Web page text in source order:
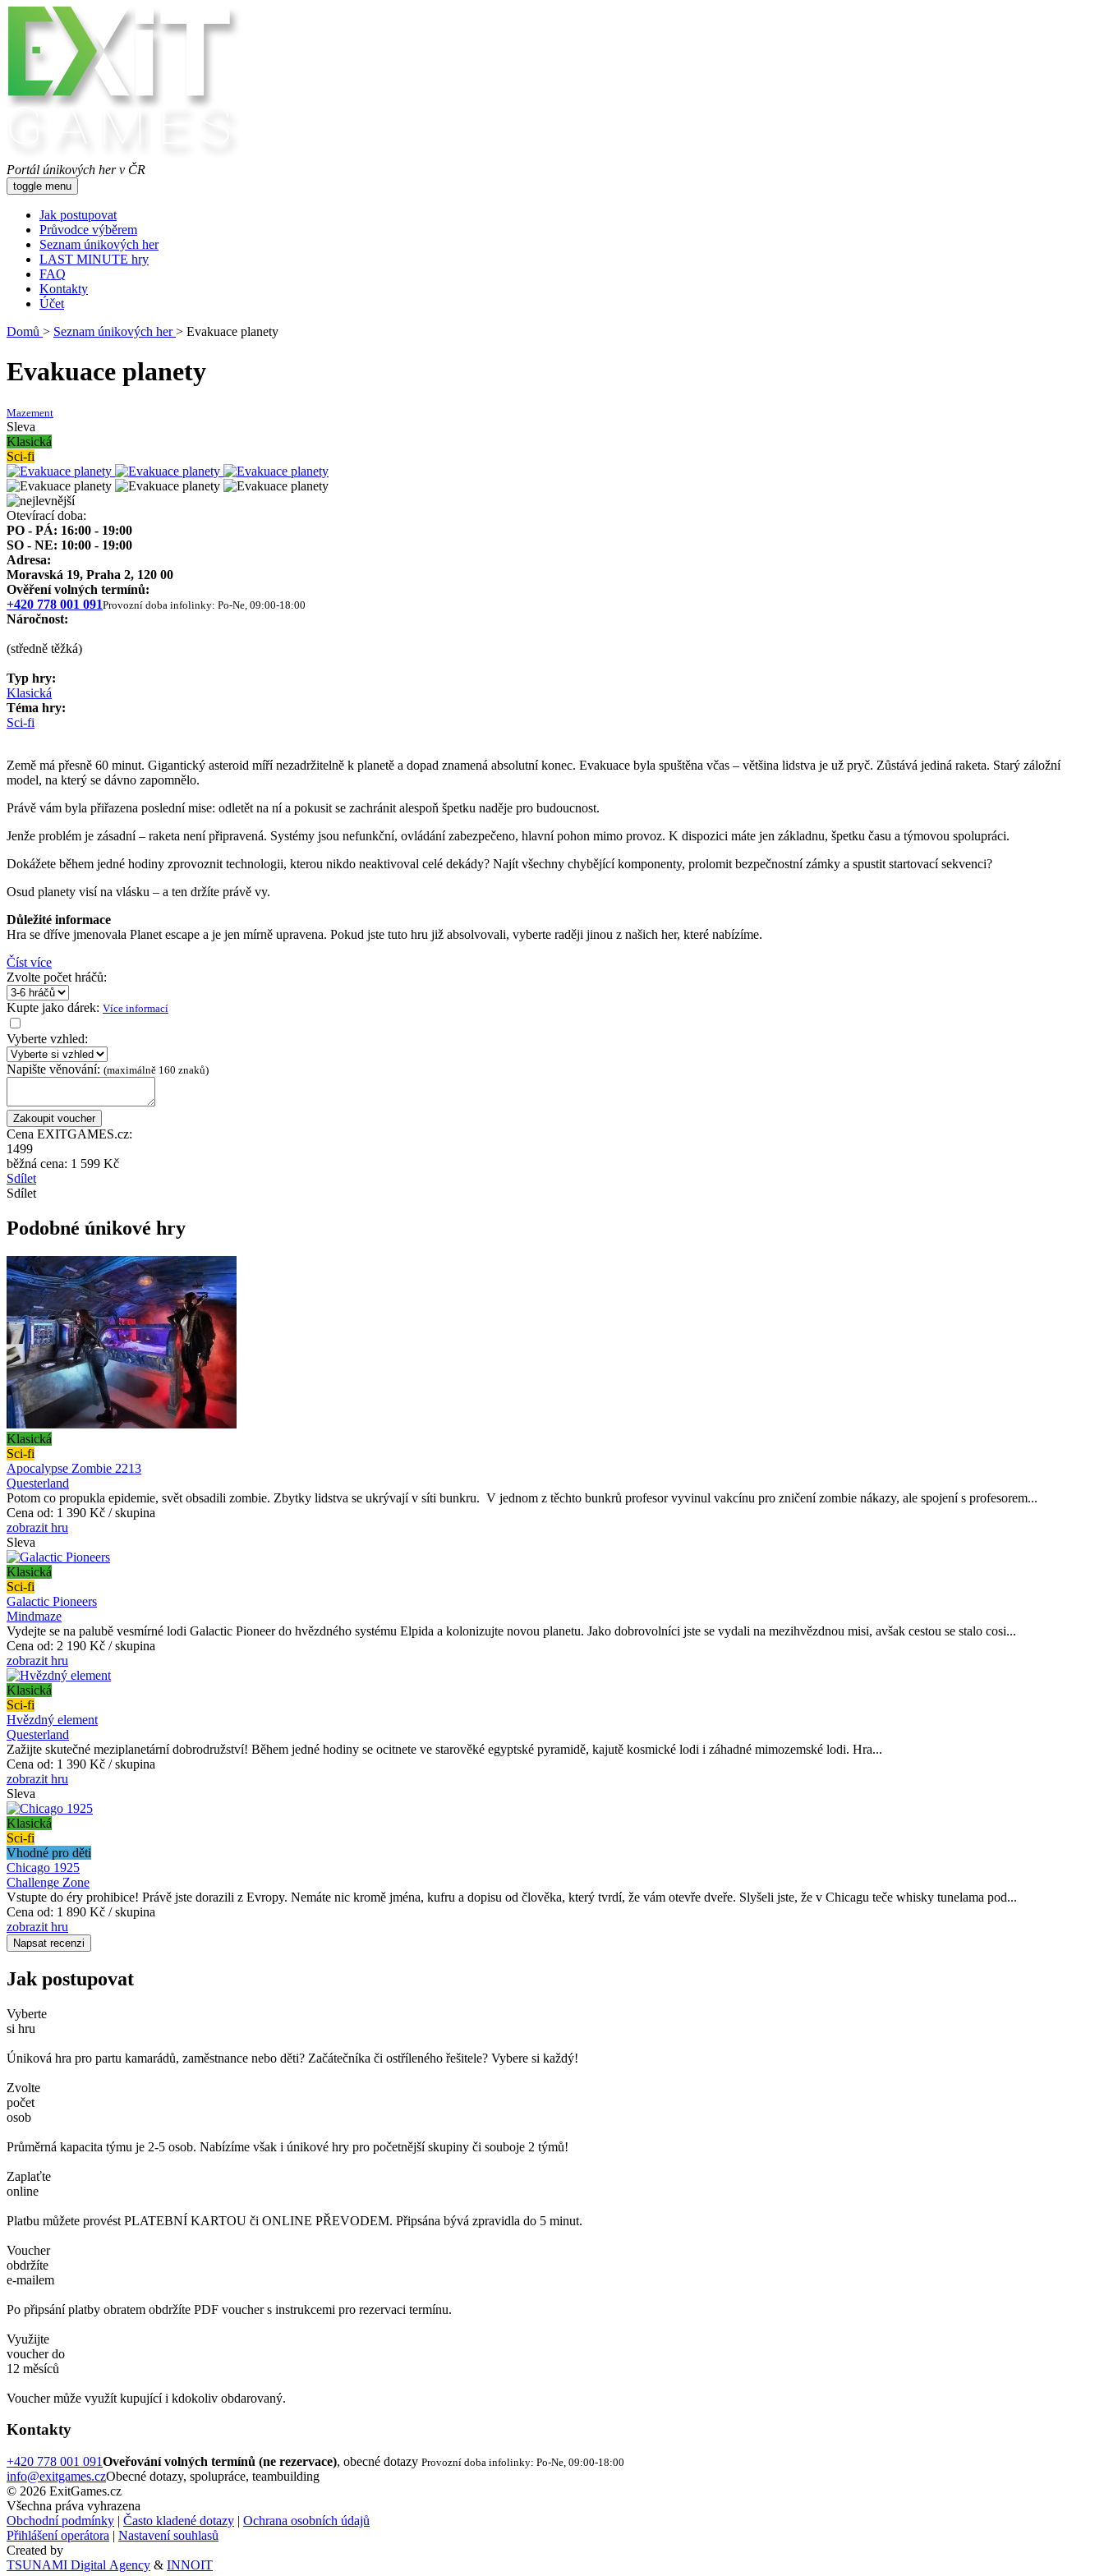
Portál únikových her v ČR
toggle menu
Jak postupovat
Průvodce výběrem
Seznam únikových her
LAST MINUTE hry
FAQ
Kontakty
Účet
Domů > Seznam únikových her > Evakuace planety
Evakuace planety
Mazement
Sleva
Klasická
Sci-fi
Otevírací doba:
PO - PÁ: 16:00 - 19:00
SO - NE: 10:00 - 19:00
Adresa:
Moravská 19, Praha 2, 120 00
Ověření volných termínů:
+420 778 001 091Provozní doba infolinky: Po-Ne, 09:00-18:00
Náročnost:
(středně těžká)
Typ hry:
Klasická
Téma hry:
Sci-fi
Země má přesně 60 minut. Gigantický asteroid míří nezadržitelně k planetě a dopad znamená absolutní konec. Evakuace byla spuštěna včas – většina lidstva je už pryč. Zůstává jediná raketa. Starý záložní
model, na který se dávno zapomnělo.
Právě vám byla přiřazena poslední mise: odletět na ní a pokusit se zachránit alespoň špetku naděje pro budoucnost.
Jenže problém je zásadní – raketa není připravená. Systémy jsou nefunkční, ovládání zabezpečeno, hlavní pohon mimo provoz. K dispozici máte jen základnu, špetku času a týmovou spolupráci.
Dokážete během jedné hodiny zprovoznit technologii, kterou nikdo neaktivoval celé dekády? Najít všechny chybějící komponenty, prolomit bezpečnostní zámky a spustit startovací sekvenci?
Osud planety visí na vlásku – a ten držíte právě vy.
Důležité informace
Hra se dříve jmenovala Planet escape a je jen mírně upravena. Pokud jste tuto hru již absolvovali, vyberte raději jinou z našich her, které nabízíme.
Číst více
Zvolte počet hráčů:
Kupte jako dárek: Více informací
Vyberte vzhled:
Napište věnování: (maximálně 160 znaků)
Cena EXITGAMES.cz:
1499
běžná cena: 1 599 Kč
Sdílet
Sdílet
Podobné únikové hry
Klasická
Sci-fi
Apocalypse Zombie 2213
Questerland
Potom co propukla epidemie, svět obsadili zombie. Zbytky lidstva se ukrývají v síti bunkru. V jednom z těchto bunkrů profesor vyvinul vakcínu pro zničení zombie nákazy, ale spojení s profesorem...
Cena od: 1 390 Kč / skupina
zobrazit hru
Sleva
Klasická
Sci-fi
Galactic Pioneers
Mindmaze
Vydejte se na palubě vesmírné lodi Galactic Pioneer do hvězdného systému Elpida a kolonizujte novou planetu. Jako dobrovolníci jste se vydali na mezihvězdnou misi, avšak cestou se stalo cosi...
Cena od: 2 190 Kč / skupina
zobrazit hru
Klasická
Sci-fi
Hvězdný element
Questerland
Zažijte skutečné meziplanetární dobrodružství! Během jedné hodiny se ocitnete ve starověké egyptské pyramidě, kajutě kosmické lodi i záhadné mimozemské lodi. Hra...
Cena od: 1 390 Kč / skupina
zobrazit hru
Sleva
Klasická
Sci-fi
Vhodné pro děti
Chicago 1925
Challenge Zone
Vstupte do éry prohibice! Právě jste dorazili z Evropy. Nemáte nic kromě jména, kufru a dopisu od člověka, který tvrdí, že vám otevře dveře. Slyšeli jste, že v Chicagu teče whisky tunelama pod...
Cena od: 1 890 Kč / skupina
zobrazit hru
Napsat recenzi
Jak postupovat
Vyberte
si hru
Úniková hra pro partu kamarádů, zaměstnance nebo děti? Začátečníka či ostříleného řešitele? Vybere si každý!
Zvolte
počet
osob
Průměrná kapacita týmu je 2-5 osob. Nabízíme však i únikové hry pro početnější skupiny či souboje 2 týmů!
Zaplaťte
online
Platbu můžete provést PLATEBNÍ KARTOU či ONLINE PŘEVODEM. Připsána bývá zpravidla do 5 minut.
Voucher
obdržíte
e-mailem
Po připsání platby obratem obdržíte PDF voucher s instrukcemi pro rezervaci termínu.
Využijte
voucher do
12 měsíců
Voucher může využít kupující i kdokoliv obdarovaný.
Kontakty
+420 778 001 091Oveřování volných termínů (ne rezervace), obecné dotazy Provozní doba infolinky: Po-Ne, 09:00-18:00
info@exitgames.czObecné dotazy, spolupráce, teambuilding
© 2026 ExitGames.cz
Všechna práva vyhrazena
Obchodní podmínky | Často kladené dotazy | Ochrana osobních údajů
Přihlášení operátora | Nastavení souhlasů
Created by
TSUNAMI Digital Agency & INNOIT